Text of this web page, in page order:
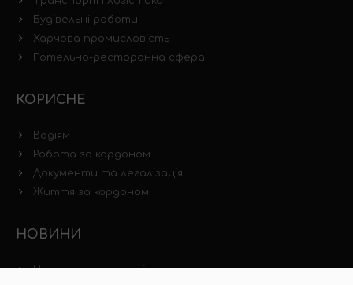
Будівельні роботи
Харчова промисловість
Готельно-ресторанна сфера
КОРИСНЕ
Водіям
Робота за кордоном
Документи та легалізація
Життя за кордоном
НОВИНИ
Новини ринку праці